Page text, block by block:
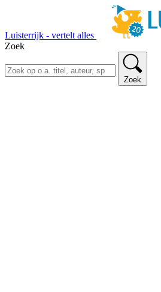
Luisterrijk - vertelt alles
Zoek
Zoek